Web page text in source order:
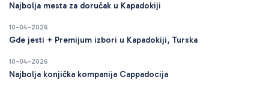
Najbolja mesta za doručak u Kapadokiji
10-04-2026
Gde jesti + Premijum izbori u Kapadokiji, Turska
10-04-2026
Najbolja konjička kompanija Cappadocija